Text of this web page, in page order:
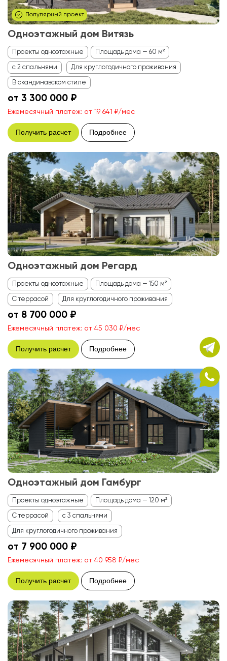
Популярный проект
Одноэтажный дом Витязь
Проекты одноэтажные Площадь дома — 60 м²
с 2 спальнями Для круглогодичного проживания
В скандинавском стиле
от 3 300 000 ₽
Ежемесячный платеж: от 19 641 ₽/мес
Получить расчет Подробнее
Одноэтажный дом Регард
Проекты одноэтажные Площадь дома — 150 м²
С террасой Для круглогодичного проживания
от 8 700 000 ₽
Ежемесячный платеж: от 45 030 ₽/мес
Получить расчет Подробнее
Одноэтажный дом Гамбург
Проекты одноэтажные Площадь дома — 120 м²
С террасой с 3 спальнями
Для круглогодичного проживания
от 7 900 000 ₽
Ежемесячный платеж: от 40 958 ₽/мес
Получить расчет Подробнее